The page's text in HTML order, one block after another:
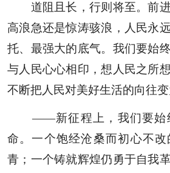
道阻且长，行则将至。前进
高浪急还是惊涛骇浪，人民永
托、最强大的底气。我们要始
与人民心心相印，想人民之所
不断把人民对美好生活的向往变
——新征程上，我们要始
命。一个饱经沧桑而初心不
青；一个铸就辉煌仍勇于自我